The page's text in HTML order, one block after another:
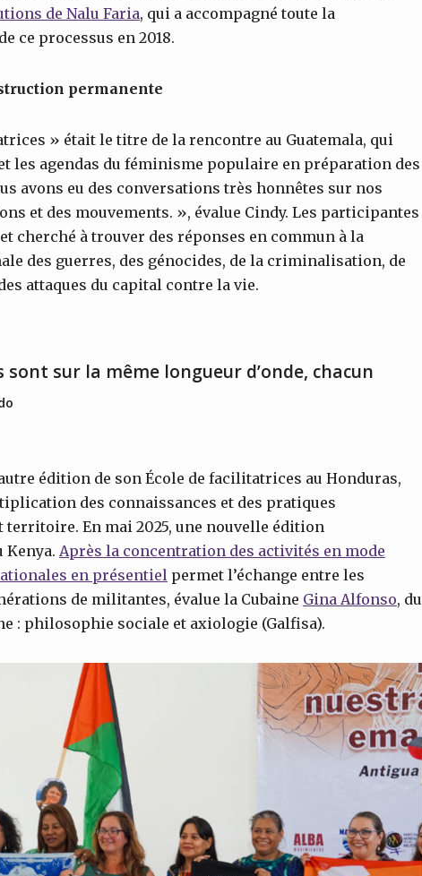
de Nalu Faria, qui a accompagné toute la
ce processus en 2018.
permanente
» était le titre de la rencontre au Guatemala, qui
les agendas du féminisme populaire en préparation des
avons eu des conversations très honnêtes sur nos
et des mouvements. », évalue Cindy. Les participantes
cherché à trouver des réponses en commun à la
des guerres, des génocides, de la criminalisation, de
attaques du capital contre la vie.
sur la même longueur d’onde, chacun
édition de son École de facilitatrices au Honduras,
des connaissances et des pratiques
territoire. En mai 2025, une nouvelle édition
Kenya. Après la concentration des activités en mode
en présentielpermet l’échange entre les
de militantes, évalue la Cubaine Gina Alfonso, du
: philosophie sociale et axiologie (Galfisa).